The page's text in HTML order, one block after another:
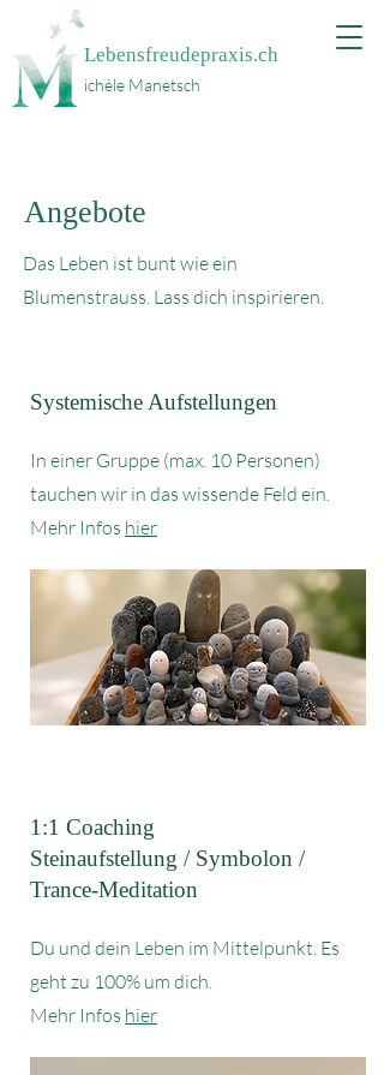
Lebensfreudepraxis.ch
ichèle Manetsch
Angebote
Das Leben ist bunt wie ein
Blumenstrauss. Lass dich inspirieren.
Systemische Aufstellungen
In einer Gruppe (max. 10 Personen)
tauchen wir in das wissende Feld ein.
Mehr Infos hier
1:1 Coaching
Steinaufstellung / Symbolon /
Trance-Meditation
Du und dein Leben im Mittelpunkt. Es
geht zu 100% um dich.
Mehr Infos hier